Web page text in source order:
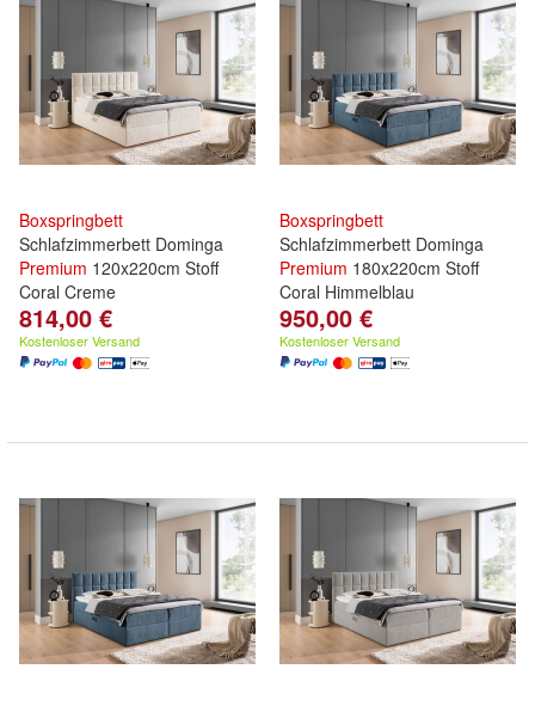
Boxspringbett
Schlafzimmerbett Dominga
Premium 120x220cm Stoff
Coral Creme
814,00 €
Kostenloser Versand
Boxspringbett
Schlafzimmerbett Dominga
Premium 180x220cm Stoff
Coral Himmelblau
950,00 €
Kostenloser Versand